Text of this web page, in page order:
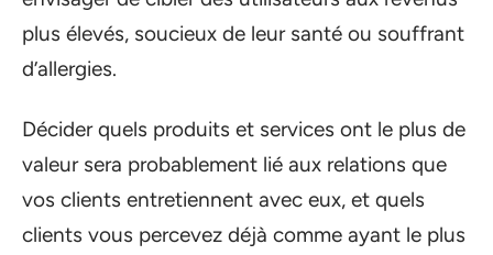
plus élevés, soucieux de leur santé ou souffrant
d’allergies.
Décider quels produits et services ont le plus de
valeur sera probablement lié aux relations que
vos clients entretiennent avec eux, et quels
clients vous percevez déjà comme ayant le plus